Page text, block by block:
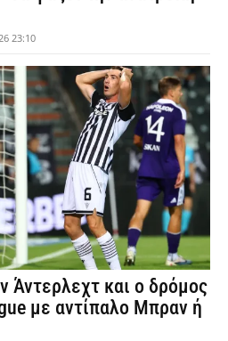
23:10
Άντερλεχτ και ο δρόμος
με αντίπαλο Μπραν ή